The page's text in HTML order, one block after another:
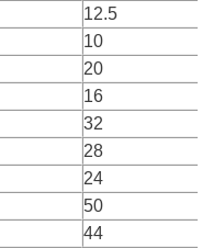
12.5
10
20
16
32
28
24
50
44